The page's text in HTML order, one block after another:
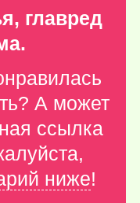
главред
А может
ссылка
ниже!